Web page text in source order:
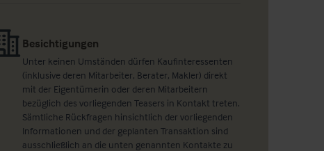
Besichtigungen
Unter keinen Umständen dürfen Kaufinteressenten
(inklusive deren Mitarbeiter, Berater, Makler) direkt
mit der Eigentümerin oder deren Mitarbeitern
bezüglich des vorliegenden Teasers in Kontakt treten.
Sämtliche Rückfragen hinsichtlich der vorliegenden
Informationen und der geplanten Transaktion sind
ausschließlich an die unten genannten Kontakte zu